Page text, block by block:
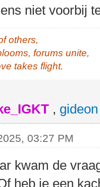
niet voorbij
others,
forums unite,
takes flight.
, gideon
03:27 PM
kwam de
heb je een